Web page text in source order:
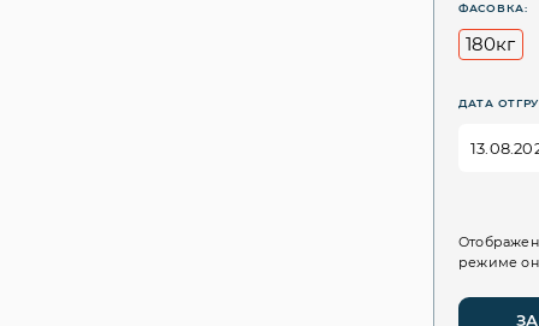
ФАСОВКА:
180кг
ДАТА
режиме